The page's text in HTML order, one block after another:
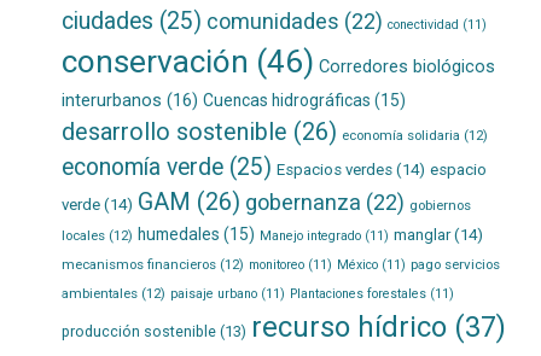
ciudades (25) comunidades (22) conectividad (11)
conservación (46) Corredores biológicos
interurbanos (16) Cuencas hidrográficas (15)
desarrollo sostenible (26) economía solidaria (12)
economía verde(25) Espacios verdes(14) espacio
verde(14) GAM (26) gobernanza (22) gobiernos
locales(12) humedales (15) Manejo integrado(11) manglar(14)
mecanismos financieros(12) monitoreo(11) México(11) pago servicios
ambientales(12) paisaje urbano(11) Plantaciones forestales(11)
producción sostenible(13) recurso hídrico(37)